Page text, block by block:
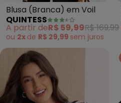
Blusa (Branca) em Voil
QUINTESS
A partir deR$ 59,99R$ 169,99
ou 2x de R$ 29,99 sem juros